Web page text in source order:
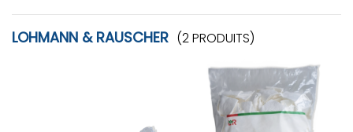
LOHMANN & RAUSCHER (2 PRODUITS)